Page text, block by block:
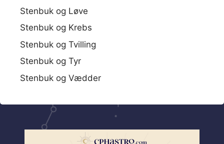
Stenbuk og Løve
Stenbuk og Krebs
Stenbuk og Tvilling
Stenbuk og Tyr
Stenbuk og Vædder